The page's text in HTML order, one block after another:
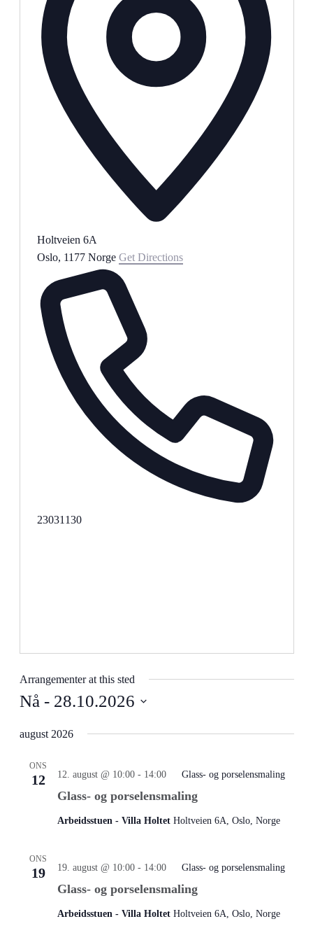
Holtveien 6A
Oslo, 1177 Norge Get Directions
Phone
23031130
Arrangementer at this sted
Nå - 28.10.2026
dato.
august 2026
ONS
12
Glass- og porselensmaling
12. august @ 10:00- 14:00 Glass- og porselensmaling
Arbeidsstuen - Villa Holtet Holtveien 6A, Oslo, Norge
ONS
19
Glass- og porselensmaling
19. august @ 10:00- 14:00 Glass- og porselensmaling
Arbeidsstuen - Villa Holtet Holtveien 6A, Oslo, Norge